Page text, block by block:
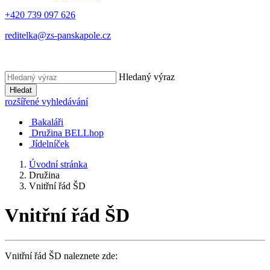
+420 739 097 626
reditelka@zs-panskapole.cz
Hledaný výraz
Hledat
rozšířené vyhledávání
Bakaláři
Družina BELLhop
Jídelníček
Úvodní stránka
Družina
Vnitřní řád ŠD
Vnitřní řád ŠD
Vnitřní řád ŠD naleznete zde: